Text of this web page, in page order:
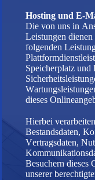
Hosting und E-
Die von uns in
Leistungen
folgenden
Speicherplatz und
dieses
Hierbei
Bestandsdaten,
Vertragsdaten,
Besuchern dieses
unserer